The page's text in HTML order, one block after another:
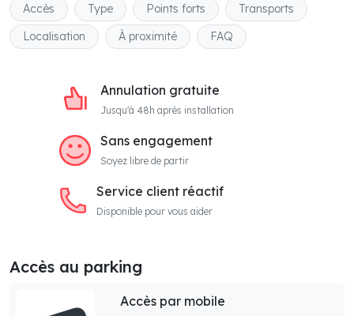
Accès Type Points forts
Transports
Localisation
À proximité FAQ
Annulation gratuite
Jusqu'à 48h après installation
Sans engagement
Soyez libre de partir
Service client réactif
Disponible pour vous aider
Accès au parking
Accès par mobile